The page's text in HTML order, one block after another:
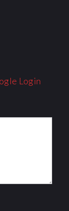
Login